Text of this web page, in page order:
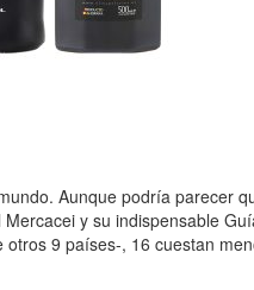
Aunque podría
y su indispensable
9 países-, 16 cuestan